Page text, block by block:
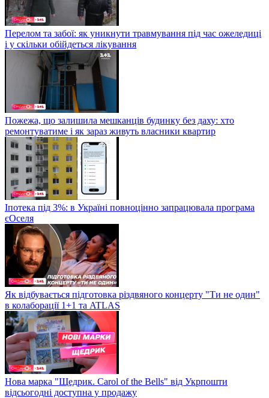
Перелом та забої: як уникнути травмування під час ожеледиці
і у скільки обійдеться лікування
Пожежа, що залишила мешканців будинку без даху: хто
ремонтуватиме і як зараз живуть власники квартир
Іпотека під 3%: в Україні повноцінно запрацювала програма
єОселя
Як відбувається підготовка різдвяного концерту "Ти не один"
в колаборації 1+1 та ATLAS
Нова марка "Щедрик. Carol of the Bells" від Укрпошти
відсьогодні доступна у продажу